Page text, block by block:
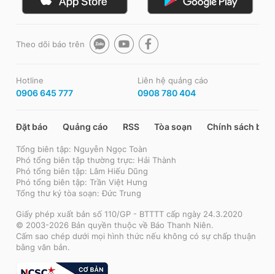
Theo dõi báo trên
Hotline
0906 645 777
Liên hệ quảng cáo
0908 780 404
Đặt báo Quảng cáo RSS Tòa soạn Chính sách bảo
Tổng biên tập: Nguyễn Ngọc Toàn
Phó tổng biên tập thường trực: Hải Thành
Phó tổng biên tập: Lâm Hiếu Dũng
Phó tổng biên tập: Trần Việt Hưng
Tổng thư ký tòa soạn: Đức Trung
Giấy phép xuất bản số 110/GP - BTTTT cấp ngày 24.3.2020
© 2003-2026 Bản quyền thuộc về Báo Thanh Niên.
Cấm sao chép dưới mọi hình thức nếu không có sự chấp thuận
bằng văn bản.